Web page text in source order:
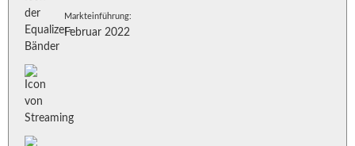
Markteinführung:
Februar 2022